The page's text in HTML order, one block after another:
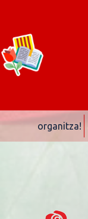
organitza!